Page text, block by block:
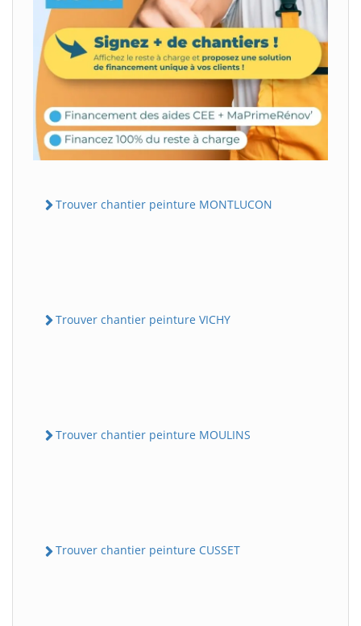
Trouver chantier peinture MONTLUCON
Trouver chantier peinture VICHY
Trouver chantier peinture MOULINS
Trouver chantier peinture CUSSET